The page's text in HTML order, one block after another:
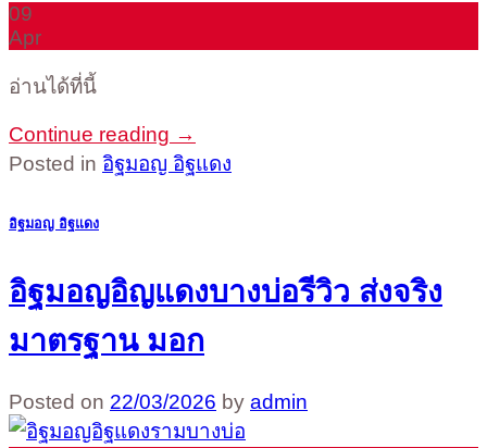
09
Apr
อ่านได้ที่นี้
Continue reading →
Posted in อิฐมอญ อิฐแดง
อิฐมอญ อิฐแดง
อิฐมอญอิญแดงบางบ่อรีวิว ส่งจริง
มาตรฐาน มอก
Posted on 22/03/2026 by admin